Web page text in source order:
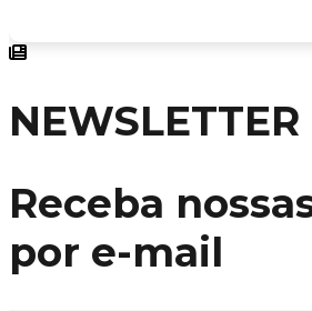
NEWSLETTER
Receba
por e-mail